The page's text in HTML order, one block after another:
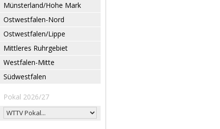
Münsterland/Hohe Mark
Ostwestfalen-Nord
Ostwestfalen/Lippe
Mittleres Ruhrgebiet
Westfalen-Mitte
Südwestfalen
Pokal 2026/27